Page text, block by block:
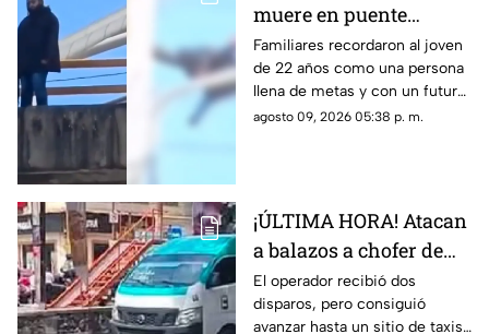
muere en puente
vehicular; pidió a su
mamá que cuidara de
su gatito
Familiares recordaron al joven
de 22 años como una persona
llena de metas y con un futuro
prometedor.
agosto 09, 2026 05:38 p. m.
¡ÚLTIMA HORA! Atacan
a balazos a chofer de
Ruta 13 en Oaxtepec
El operador recibió dos
disparos, pero consiguió
avanzar hasta un sitio de taxis